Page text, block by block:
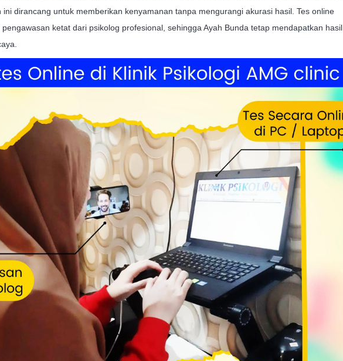
ini dirancang untuk memberikan kenyamanan tanpa mengurangi akurasi hasil. Tes online
ketat dari psikolog profesional, sehingga Ayah Bunda tetap mendapatkan hasil